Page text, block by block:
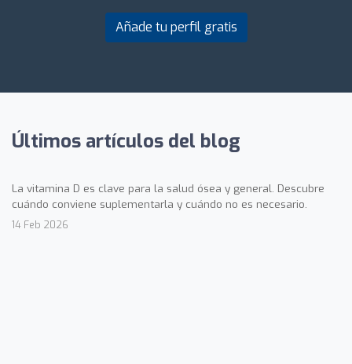
Añade tu perfil gratis
Últimos artículos del blog
La vitamina D es clave para la salud ósea y general. Descubre
cuándo conviene suplementarla y cuándo no es necesario.
14 Feb 2026